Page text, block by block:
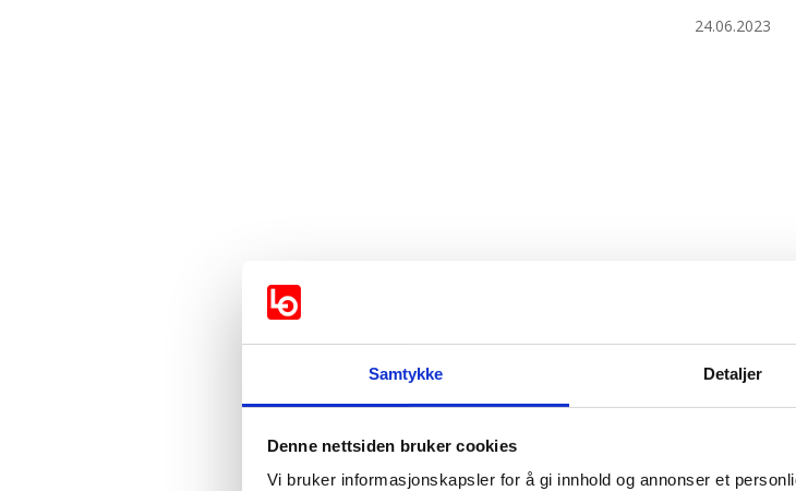
Samtykke Detaljer
Denne nettsiden bruker cookies
Vi bruker informasjonskapsler for å gi innhold og annonser et
24.06.2023
Vil partiet vedta at kommunen er en rasismefri sone, og følge
rasisme og diskriminering?
Støttes av: